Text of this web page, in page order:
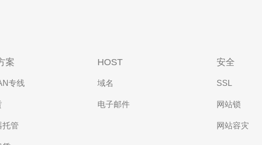
案
专线
托管
HOST
域名
电子邮件
安全
SSL
网站锁
网站容灾